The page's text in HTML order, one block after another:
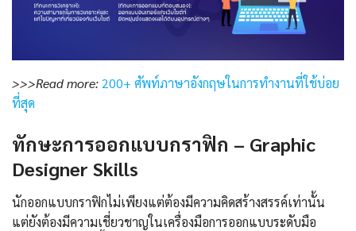
>>>Read more:200+ ศัพท์ภาษาอังกฤษในการทํางานที่ใช้บ่อย
ที่สุด
ทักษะการออกแบบกราฟิก – Graphic
Designer Skills
นักออกแบบกราฟิกไม่เพียงแต่ต้องมีความคิดสร้างสรรค์เท่านั้น
แต่ยังต้องมีความเชี่ยวชาญในเครื่องมือการออกแบบระดับมือ